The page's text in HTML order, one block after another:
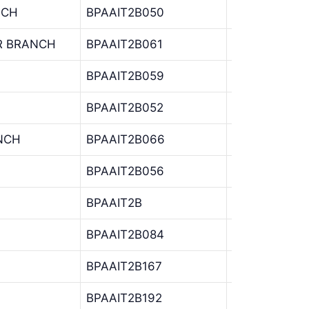
BPAAIT2B050
BRANCH BPAAIT2B061
BPAAIT2B059
BPAAIT2B052
BPAAIT2B066
BPAAIT2B056
BPAAIT2B
BPAAIT2B084
BPAAIT2B167
BPAAIT2B192